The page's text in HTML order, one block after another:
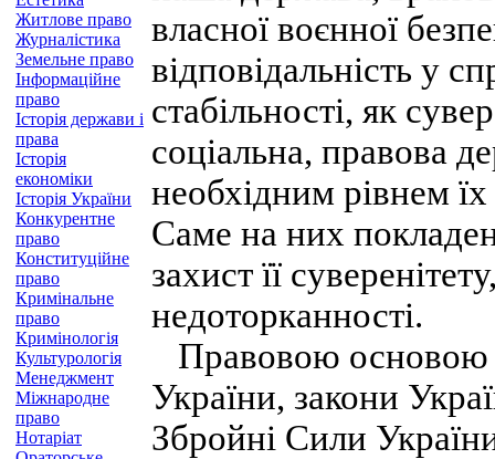
Житлове право
Журналістика
Земельне право
Інформаційне
право
Історія держави і
права
Історія
економіки
Історія України
Конкурентне
право
Конституційне
право
Кримінальне
право
Кримінологія
Культурологія
Менеджмент
Міжнародне
право
Нотаріат
власної воєнної
відповідальність у
стабільності, як
соціальна, правова
необхідним рівнем їх
Саме на них
захист її
недоторканності.
Правовою основою
України, закони
Збройні Сили